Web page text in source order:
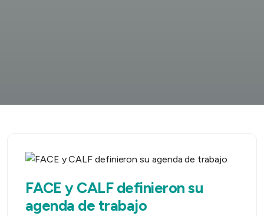
FACE y CALF definieron su
agenda de trabajo